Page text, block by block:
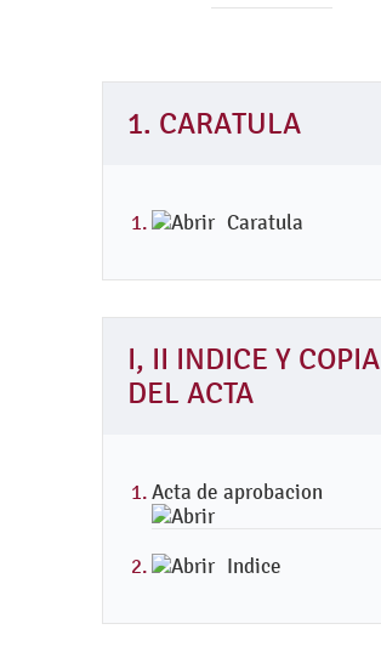
1. CARATULA
Caratula
I, II INDICE Y COPIA
DEL ACTA
Acta de aprobacion
Indice